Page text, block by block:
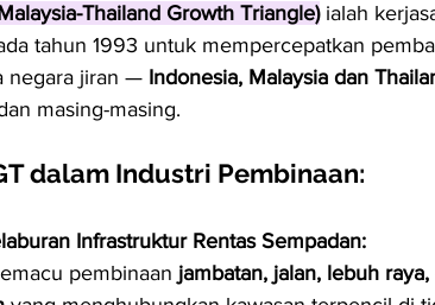
Thailand Growth Triangle) ialah
tahun 1993 untuk mempercepatkan
negara jiran — Indonesia, Malaysia dan
masing-masing.
dalam Industri Pembinaan:
Infrastruktur Rentas Sempadan:
pembinaan jambatan, jalan, lebuh